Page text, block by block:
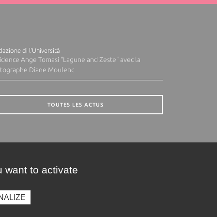
di l'Università
Ange Tomasi "Lagune and Zeste" avec la
Diane Moulenc
TOUTES LES ACTUS
want to activate